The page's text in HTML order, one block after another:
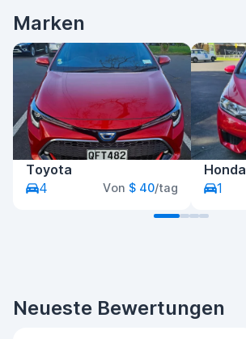
Marken
Toyota
4
Von $ 40/tag
Honda
1
Neueste Bewertungen